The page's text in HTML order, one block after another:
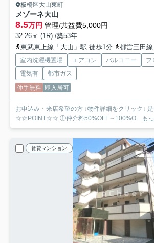
板橋区大山東町
メゾーネ大山
8.5万円 管理/共益費5,000円
32.26㎡ (1R) /築53年
東武東上線「大山」駅 徒歩1分
都営三田線「板
室内洗濯機置場 エアコン バルコニー
フ
電気有
都市ガス
仲手無料 即入居可
お申込み・来店希望の方 ↓物件詳細をクリック↓
☆☆POINT☆☆ ①仲介料50%OFF～100%O... も
賃貸マンション